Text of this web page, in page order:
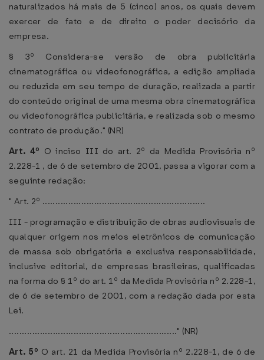
naturalizados há mais de 5 (cinco) anos, os quais devem
exercer de fato e de direito o poder decisório da
empresa.
§ 3º Considera-se versão de obra publicitária
cinematográfica ou videofonográfica, a edição ampliada
ou reduzida em seu tempo de duração, realizada a partir
do conteúdo original de uma mesma obra cinematográfica
ou videofonográfica publicitária, e realizada sob o mesmo
contrato de produção." (NR)
Art. 4º O inciso III do art. 2º da Medida Provisória nº
2.228-1 , de 6 de setembro de 2001, passa a vigorar com a
seguinte redação:
" Art. 2º ...............................................................
III - programação e distribuição de obras audiovisuais de
qualquer origem nos meios eletrônicos de comunicação
de massa sob obrigatória e exclusiva responsabilidade,
inclusive editorial, de empresas brasileiras, qualificadas
na forma do § 1º do art. 1º da Medida Provisória nº 2.228-1,
de 6 de setembro de 2001, com a redação dada por esta
Lei.
................................................................." (NR)
Art. 5º O art. 21 da Medida Provisória nº 2.228-1, de 6 de